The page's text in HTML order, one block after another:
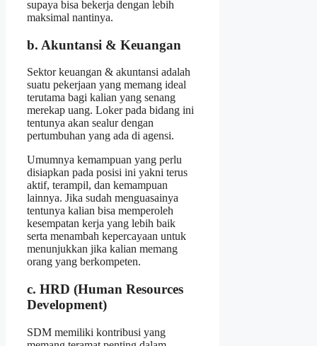
supaya bisa bekerja dengan lebih
maksimal nantinya.
b. Akuntansi & Keuangan
Sektor keuangan & akuntansi adalah
suatu pekerjaan yang memang ideal
terutama bagi kalian yang senang
merekap uang. Loker pada bidang ini
tentunya akan sealur dengan
pertumbuhan yang ada di agensi.
Umumnya kemampuan yang perlu
disiapkan pada posisi ini yakni terus
aktif, terampil, dan kemampuan
lainnya. Jika sudah menguasainya
tentunya kalian bisa memperoleh
kesempatan kerja yang lebih baik
serta menambah kepercayaan untuk
menunjukkan jika kalian memang
orang yang berkompeten.
c. HRD (Human Resources
Development)
SDM memiliki kontribusi yang